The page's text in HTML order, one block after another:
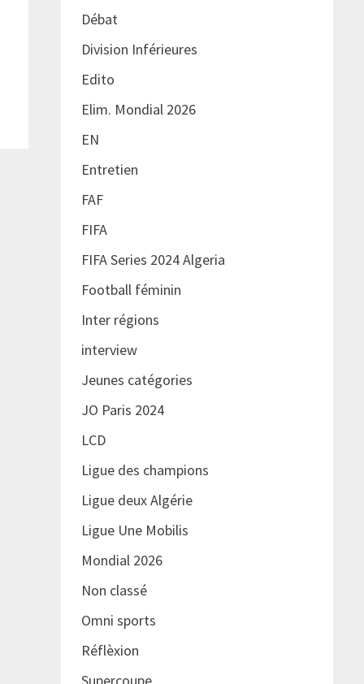
Débat
Division Inférieures
Edito
Elim. Mondial 2026
EN
Entretien
FAF
FIFA
FIFA Series 2024 Algeria
Football féminin
Inter régions
interview
Jeunes catégories
JO Paris 2024
LCD
Ligue des champions
Ligue deux Algérie
Ligue Une Mobilis
Mondial 2026
Non classé
Omni sports
Réflèxion